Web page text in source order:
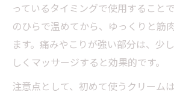
っているタイミングで使用すること
のひらで温めてから、ゆっくりと筋
ます。痛みやこりが強い部分は、少
しくマッサージすると効果的です。
注意点として、初めて使うクリーム